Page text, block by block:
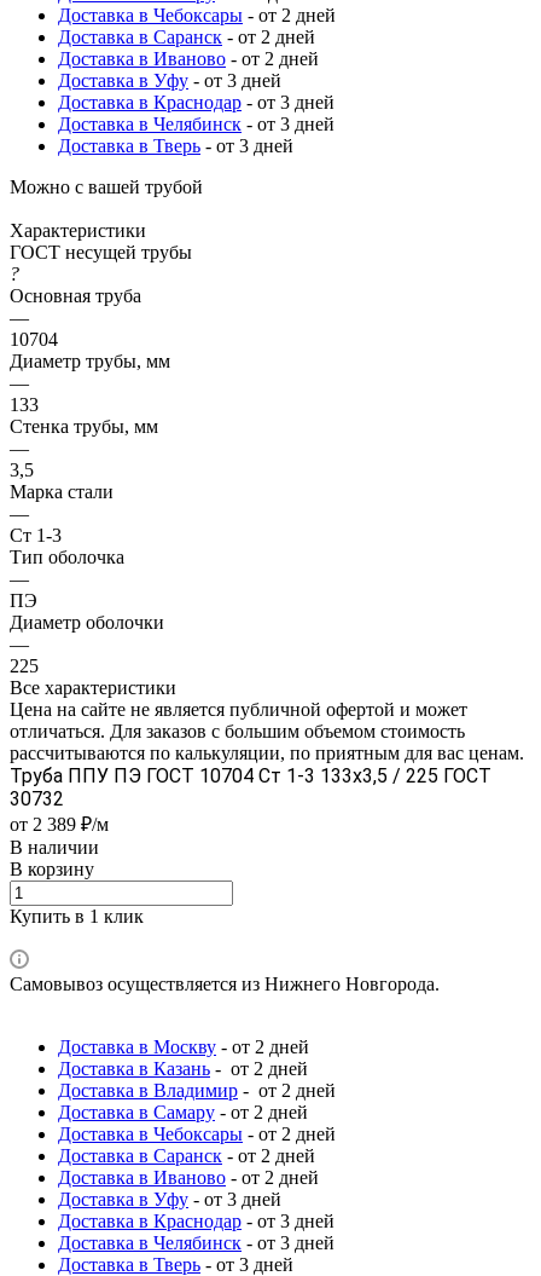
Доставка в Чебоксары - от 2 дней
Доставка в Саранск - от 2 дней
Доставка в Иваново - от 2 дней
Доставка в Уфу - от 3 дней
Доставка в Краснодар - от 3 дней
Доставка в Челябинск - от 3 дней
Доставка в Тверь - от 3 дней
Можно с вашей трубой
Характеристики
ГОСТ несущей трубы
?
Основная труба
—
10704
Диаметр трубы, мм
—
133
Стенка трубы, мм
—
3,5
Марка стали
—
Ст 1-3
Тип оболочка
—
ПЭ
Диаметр оболочки
—
225
Все характеристики
Цена на сайте не является публичной офертой и может
отличаться. Для заказов с большим объемом стоимость
рассчитываются по калькуляции, по приятным для вас ценам.
Труба ППУ ПЭ ГОСТ 10704 Ст 1-3 133x3,5 / 225 ГОСТ
30732
от 2 389 ₽/м
В наличии
В корзину
Купить в 1 клик
Самовывоз осуществляется из Нижнего Новгорода.
Доставка в Москву - от 2 дней
Доставка в Казань - от 2 дней
Доставка в Владимир - от 2 дней
Доставка в Самару - от 2 дней
Доставка в Чебоксары - от 2 дней
Доставка в Саранск - от 2 дней
Доставка в Иваново - от 2 дней
Доставка в Уфу - от 3 дней
Доставка в Краснодар - от 3 дней
Доставка в Челябинск - от 3 дней
Доставка в Тверь - от 3 дней